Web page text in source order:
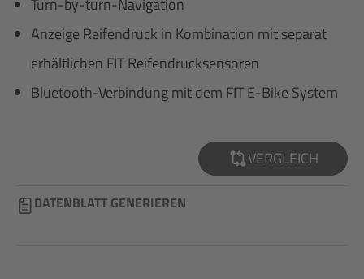
Turn-by-turn-Navigation
Anzeige Reifendruck in Kombination mit separat
erhältlichen FIT Reifendrucksensoren
Bluetooth-Verbindung mit dem FIT E-Bike System
VERGLEICH
DATENBLATT GENERIEREN